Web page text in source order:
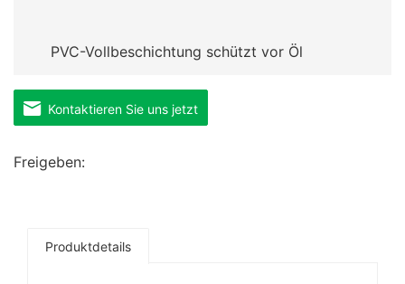
PVC-Vollbeschichtung schützt vor Öl
Kontaktieren Sie uns jetzt
Freigeben:
Produktdetails